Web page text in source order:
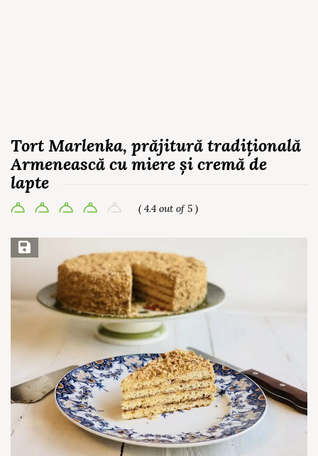
Tort Marlenka, prăjitură tradițională
Armenească cu miere și cremă de
lapte
( 4.4 out of 5 )
Save Recipe